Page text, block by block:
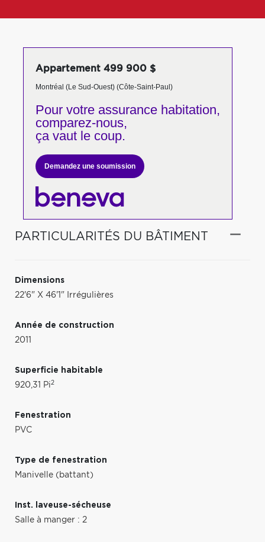
Appartement 499 900 $
Montréal (Le Sud-Ouest) (Côte-Saint-Paul)
Pour votreassurance habitation,
comparez-nous,
ça vaut le coup.
Demandez une soumission
PARTICULARITÉS DU BÂTIMENT
Dimensions
22'6" X 46'1" Irrégulières
Année de construction
2011
Superficie habitable
920,31 Pi2
Fenestration
PVC
Type de fenestration
Manivelle (battant)
Inst. laveuse-sécheuse
Salle à manger : 2